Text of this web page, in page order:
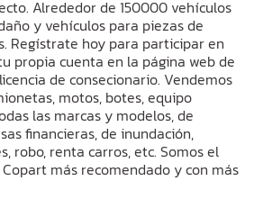
Alrededor de 150000 vehículos
y vehículos para piezas de
Regístrate hoy para participar en
propia cuenta en la página web de
de consecionario. Vendemos
motos, botes, equipo
las marcas y modelos, de
financieras, de inundación,
robo, renta carros, etc. Somos el
más recomendado y con más